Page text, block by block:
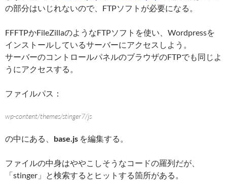
の部分はいじれないので、FTPソフトが必要になる。
FFFTPかFileZillaのようなFTPソフトを使い、Wordpressを
インストールしているサーバーにアクセスしよう。
サーバーのコントロールパネルのブラウザのFTPでも同じよ
うにアクセスする。
ファイルパス：
wp-content/themes/stinger7/js
の中にある、 base.js を編集する。
ファイルの中身はややこしそうなコードの羅列だが、
「stinger」と検索するとヒットする箇所がある。